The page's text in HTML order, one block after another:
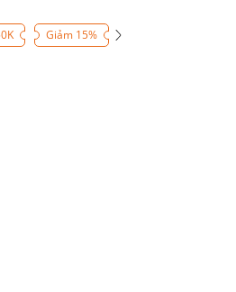
Giảm 15%